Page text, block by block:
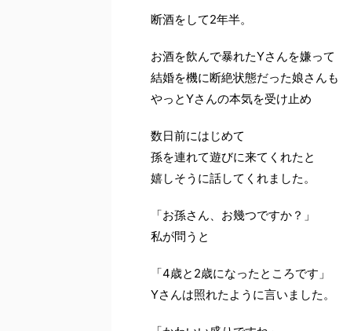
断酒をして2年半。
お酒を飲んで暴れたYさんを嫌って
結婚を機に断絶状態だった娘さんも
やっとYさんの本気を受け止め
数日前にはじめて
孫を連れて遊びに来てくれたと
嬉しそうに話してくれました。
「お孫さん、お幾つですか？」
私が問うと
「4歳と2歳になったところです」
Yさんは照れたように言いました。